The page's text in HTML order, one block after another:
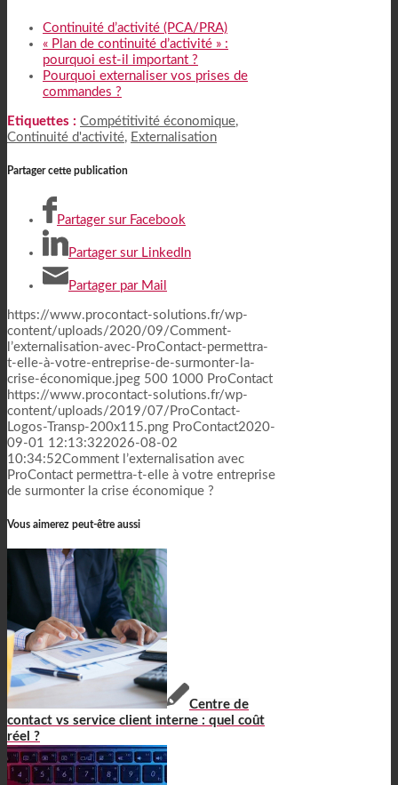
Continuité d’activité (PCA/PRA)
« Plan de continuité d’activité » :
pourquoi est-il important ?
Pourquoi externaliser vos prises de
commandes ?
Etiquettes : Compétitivité économique,
Continuité d'activité, Externalisation
Partager cette publication
Partager sur Facebook
Partager sur LinkedIn
Partager par Mail
https://www.procontact-solutions.fr/wp-
content/uploads/2020/09/Comment-
l’externalisation-avec-ProContact-permettra-
t-elle-à-votre-entreprise-de-surmonter-la-
crise-économique.jpeg 500 1000 ProContact
https://www.procontact-solutions.fr/wp-
content/uploads/2019/07/ProContact-
Logos-Transp-200x115.png ProContact2020-
09-01 12:13:322026-08-02
10:34:52Comment l’externalisation avec
ProContact permettra-t-elle à votre entreprise
de surmonter la crise économique ?
Vous aimerez peut-être aussi
Centre de
contact vs service client interne : quel coût
réel ?